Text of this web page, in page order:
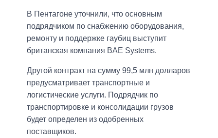
В Пентагоне уточнили, что основным
подрядчиком по снабжению оборудования,
ремонту и поддержке гаубиц выступит
британская компания BAE Systems.
Другой контракт на сумму 99,5 млн долларов
предусматривает транспортные и
логистические услуги. Подрядчик по
транспортировке и консолидации грузов
будет определен из одобренных
поставщиков.